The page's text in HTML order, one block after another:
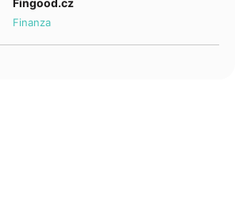
Fingood.cz
Finanza